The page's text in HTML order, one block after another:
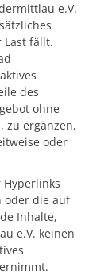
e.V.
Last fällt.
des
ohne
zu ergänzen,
oder
oder die auf
Inhalte,
e.V. keinen